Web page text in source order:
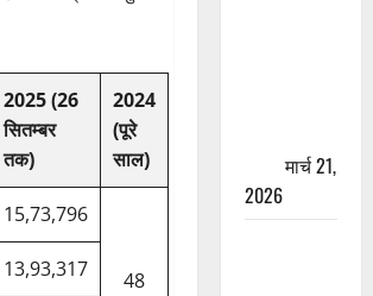
2025 (26
सितम्बर
तक)
2024
(पूरे
साल)
15,73,796
48
13,93,317
मार्च 21,
2026